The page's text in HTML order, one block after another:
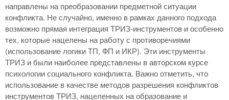
направлены на преобразовании предметной ситуации
конфликта. Не случайно, именно в рамках данного подхода
возможно прямая интеграция ТРИЗ-инструментов и особенно
тех, которые нацелены на работу с противоречиями
(использование логики ТП, ФП и ИКР). Эти инструменты
ТРИЗ и были наиболее представлены в авторском курсе
психологии социального конфликта. Важно отметить, что
использование в качестве методов разрешения конфликтов
инструментов ТРИЗ, нацеленных на образование и